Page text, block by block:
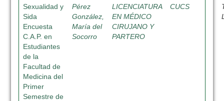
Sexualidad y
Sida
Encuesta
C.A.P. en
Estudiantes
de la
Facultad de
Medicina del
Primer
Semestre de
Pérez
González,
María del
Socorro
LICENCIATURA
EN MÉDICO
CIRUJANO Y
PARTERO
CUCS